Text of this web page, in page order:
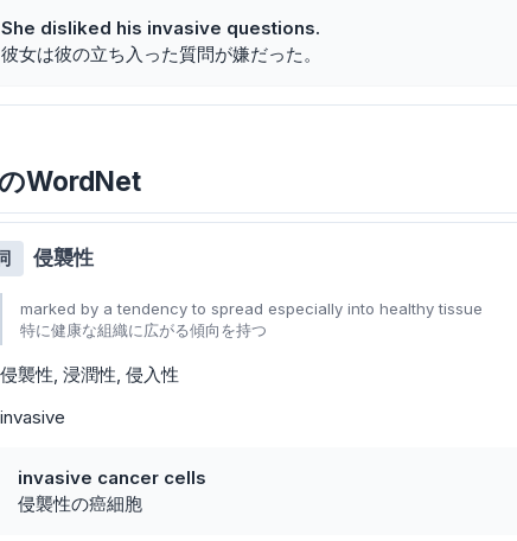
She disliked his invasive questions.
彼女は彼の立ち入った質問が嫌だった。
WordNet
侵襲性
marked by a tendency to spread especially into healthy tissue
特に健康な組織に広がる傾向を持つ
侵襲性 浸潤性 侵入性
invasive
invasive cancer cells
侵襲性の癌細胞